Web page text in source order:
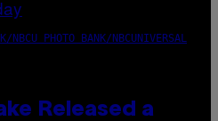
NBCU PHOTO BANK/NBCUNIVERSAL
Released a